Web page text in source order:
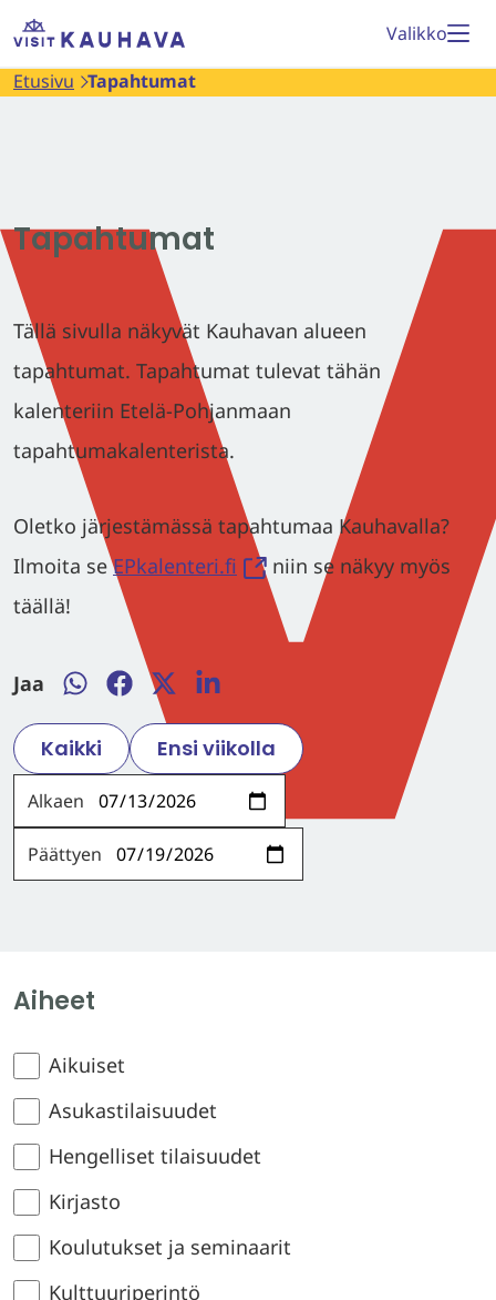
Siirry
Etusivu
Valikko
Etusivu Tapahtumat
Tapahtumat
Tällä sivulla näkyvät Kauhavan alueen
tapahtumat. Tapahtumat tulevat tähän
kalenteriin Etelä-Pohjanmaan
tapahtumakalenterista.
Oletko järjestämässä tapahtumaa Kauhavalla?
Ilmoita seEPkalenteri.fi
niin se näkyy myös
täällä!
Jaa
Jaa
WhatsApissa
Jaa
Facebookissa
Jaa
Twitterissä
Jaa
LinkedInissä
Kaikki Ensi viikolla
Alkaen
Päättyen
Aiheet
Aikuiset
Asukastilaisuudet
Hengelliset tilaisuudet
Kirjasto
Koulutukset ja seminaarit
Kulttuuriperintö